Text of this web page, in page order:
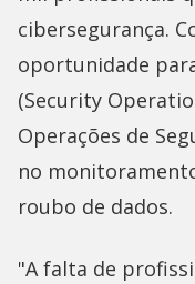
cibersegurança.
oportunidade
(Security
Operações de
no
roubo de dados.
"A falta de